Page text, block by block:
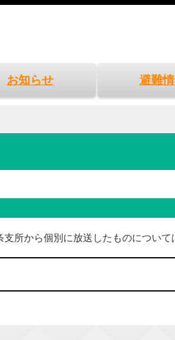
お知らせ 避難
所から個別に放送したものについて